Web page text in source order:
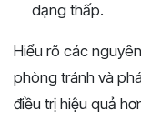
dạng thấp.
Hiểu rõ các
phòng tránh và
điều trị hiệu quả